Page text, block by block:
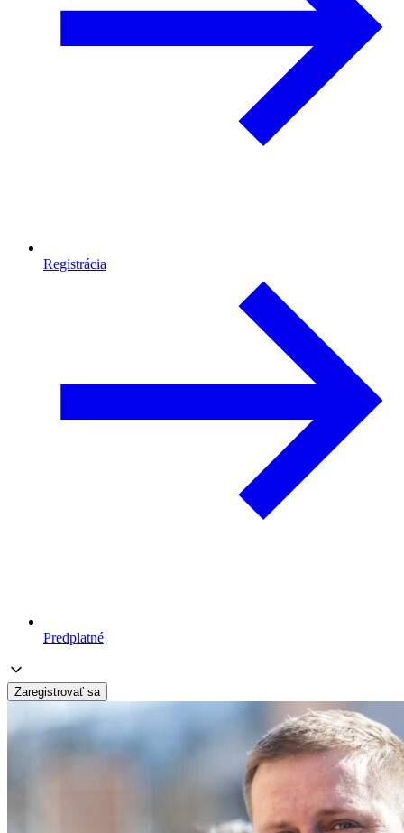
Registrácia
Predplatné
Zaregistrovať sa